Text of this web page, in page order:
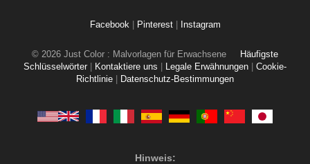
Facebook Pinterest Instagram
© 2026 Just Color : Malvorlagen für Erwachsene
Häufigste
Schlüsselwörter
Kontaktiere uns Legale Erwähnungen
Cookie-
Richtlinie
Datenschutz-Bestimmungen
Hinweis: